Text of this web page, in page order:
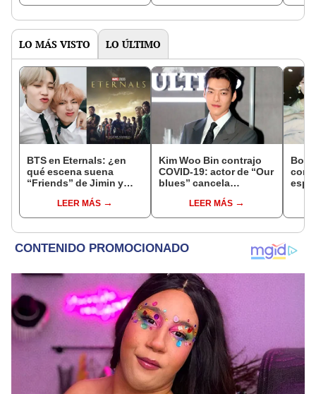
LO MÁS VISTO LO ÚLTIMO
BTS en Eternals: ¿en
qué escena suena
“Friends” de Jimin y
LEER MÁS
Kim Woo Bin contrajo
COVID-19: actor de “Our
blues” cancela
LEER MÁS